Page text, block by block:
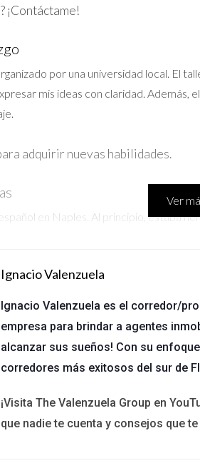
¡Contáctame!
por una universidad local. El
mis ideas con claridad.
adquirir nuevas habilidades.
en Naples. Al principio, estaba
puertas. ¿Te animas?
que tomó un curso técnico en
sitios web desde cero. Tras
vidas.
Ver
Ignacio Valenzuela
Ignacio Valenzuela es el corredor/
empresa para brindar a agentes
alcanzar sus sueños! Con su
corredores más exitosos del sur de
¡Visita The Valenzuela Group en
que nadie te cuenta y consejos que